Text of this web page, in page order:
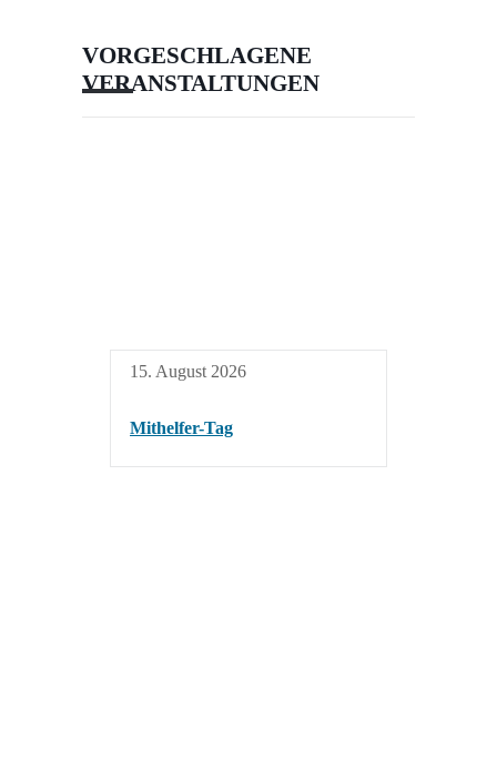
VORGESCHLAGENE
VERANSTALTUNGEN
15. August 2026
Mithelfer-Tag